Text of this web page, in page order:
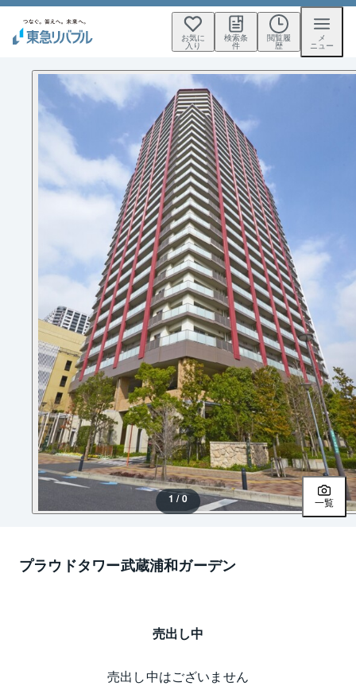
お気に
入り
検索条
件
閲覧履
歴
メ
ニュー
1 / 0 一覧
プラウドタワー武蔵浦和ガーデン
売出し中
売出し中はございません